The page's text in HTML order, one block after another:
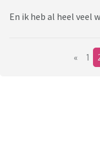
En ik heb al heel veel
« 1